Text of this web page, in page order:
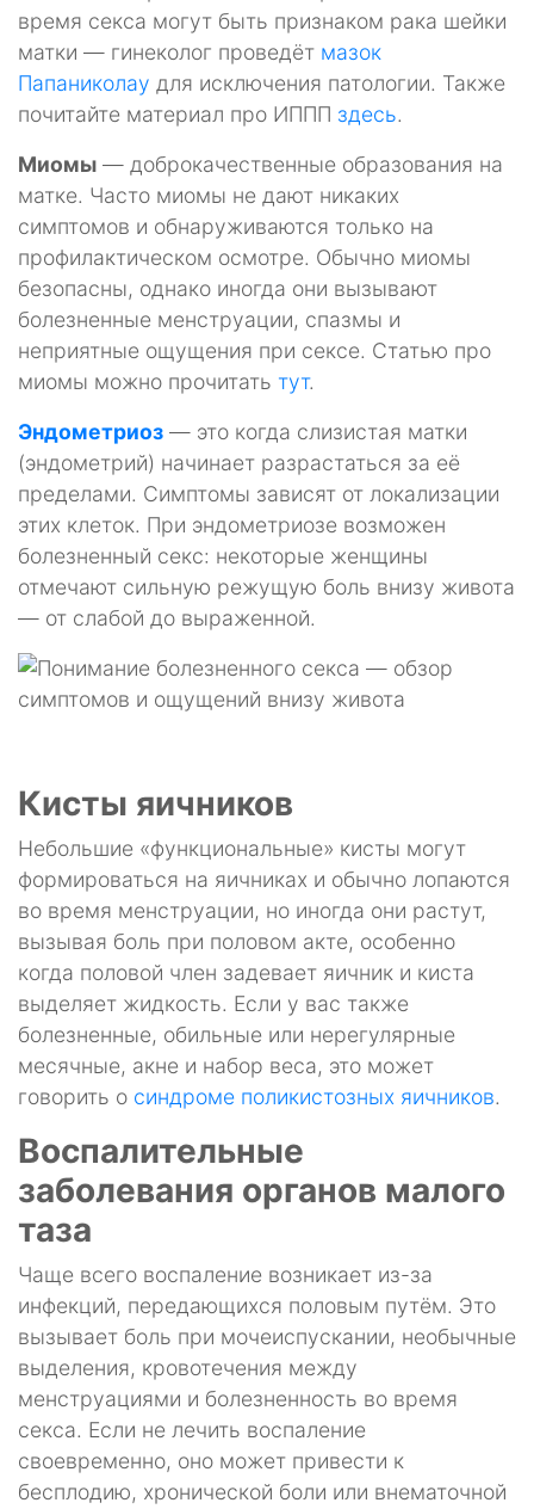
время секса могут быть признаком рака шейки
матки — гинеколог проведёт мазок
Папаниколау для исключения патологии. Также
почитайте материал про ИППП здесь.
Миомы — доброкачественные образования на
матке. Часто миомы не дают никаких
симптомов и обнаруживаются только на
профилактическом осмотре. Обычно миомы
безопасны, однако иногда они вызывают
болезненные менструации, спазмы и
неприятные ощущения при сексе. Статью про
миомы можно прочитать тут.
Эндометриоз — это когда слизистая матки
(эндометрий) начинает разрастаться за её
пределами. Симптомы зависят от локализации
этих клеток. При эндометриозе возможен
болезненный секс: некоторые женщины
отмечают сильную режущую боль внизу живота
— от слабой до выраженной.
Кисты яичников
Небольшие «функциональные» кисты могут
формироваться на яичниках и обычно лопаются
во время менструации, но иногда они растут,
вызывая боль при половом акте, особенно
когда половой член задевает яичник и киста
выделяет жидкость. Если у вас также
болезненные, обильные или нерегулярные
месячные, акне и набор веса, это может
говорить о синдроме поликистозных яичников.
Воспалительные
заболевания органов малого
таза
Чаще всего воспаление возникает из-за
инфекций, передающихся половым путём. Это
вызывает боль при мочеиспускании, необычные
выделения, кровотечения между
менструациями и болезненность во время
секса. Если не лечить воспаление
своевременно, оно может привести к
бесплодию, хронической боли или внематочной